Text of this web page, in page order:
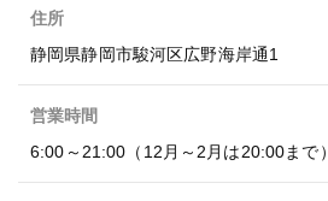
住所
静岡県静岡市駿河区広野海岸通1
営業時間
6:00～21:00（12月～2月は20:00まで）